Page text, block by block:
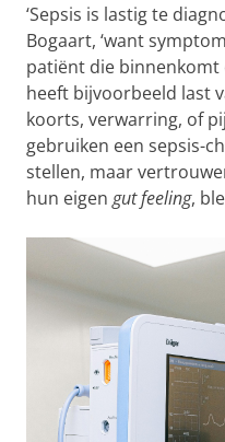
‘Sepsis is lastig te
Bogaart, ‘want
patiënt die binnenkomt
heeft bijvoorbeeld last
koorts, verwarring, of
gebruiken een sepsis-
stellen, maar
hun eigen gut feeling,